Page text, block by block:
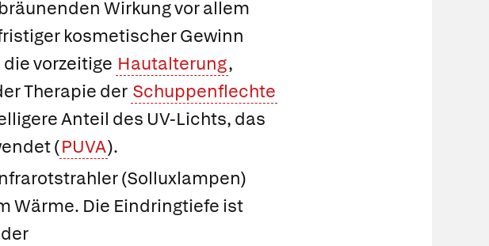
Wirkung vor allem
kosmetischer Gewinn
vorzeitige Hautalterung,
Therapie der Schuppenflechte
Anteil des UV-Lichts, das
(PUVA).
(Solluxlampen)
Wärme. Die Eindringtiefe ist